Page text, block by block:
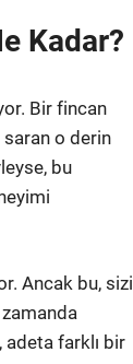
Kadar?
Bir fincan
o derin
bu
Ancak bu, sizi
zamanda
farklı bir